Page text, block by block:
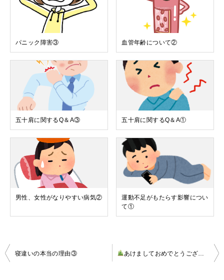
パニック障害③ 血管年齢について②
五十肩に関するQ＆A③ 五十肩に関するQ＆A①
男性、女性がなりやすい病気②
運動不足がもたらす影響につい
て①
投
寝違いの本当の理由③ あけましておめでとうございます